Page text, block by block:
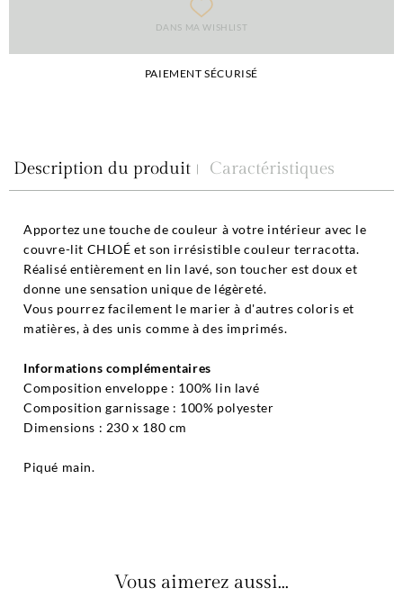
DANS MA WISHLIST
PAIEMENT SÉCURISÉ
Description du produit Caractéristiques
Apportez une touche de couleur à votre intérieur avec le
couvre-lit CHLOÉ et son irrésistible couleur terracotta.
Réalisé entièrement en lin lavé, son toucher est doux et
donne une sensation unique de légèreté.
Vous pourrez facilement le marier à d'autres coloris et
matières, à des unis comme à des imprimés.
Informations complémentaires
Composition enveloppe : 100% lin lavé
Composition garnissage : 100% polyester
Dimensions : 230 x 180 cm
Piqué main.
Vous aimerez aussi...